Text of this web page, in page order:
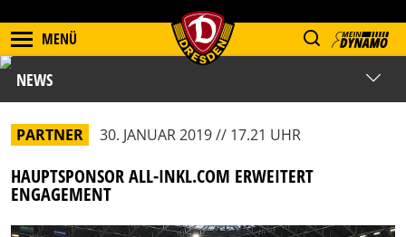
MENÜ
NEWS
PARTNER 30. JANUAR 2019 // 17.21 UHR
HAUPTSPONSOR ALL-INKL.COM ERWEITERT
ENGAGEMENT